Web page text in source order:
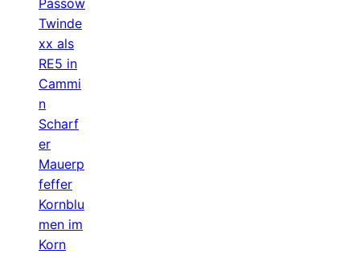
Twinde
xx als
RE5 in
Cammi
n
Scharf
er
Mauerp
feffer
Kornblu
men im
Korn